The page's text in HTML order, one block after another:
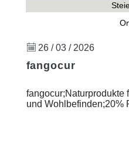
26 / 03 / 2026
fangocur
fangocur;Naturprodukte
und Wohlbefinden;20%